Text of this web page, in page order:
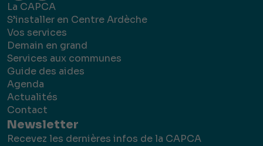
La CAPCA
S’installer en Centre Ardèche
Vos services
Demain en grand
Services aux communes
Guide des aides
Agenda
Actualités
Contact
Newsletter
Recevez les dernières infos de la CAPCA